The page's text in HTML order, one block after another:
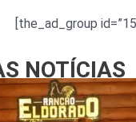
[the_ad_group
NOTÍCIAS